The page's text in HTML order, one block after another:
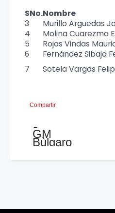
SNo.Nombre
3
Murillo Arguedas
4
Molina Cuarezma
5
Rojas Vindas
6
Fernández Sibaja
7
Sotela Vargas
Compartir
←
GM
Bùlgaro
de